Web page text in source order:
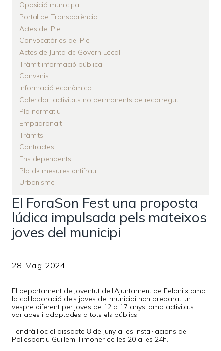
Oposició municipal
Portal de Transparència
Actes del Ple
Convocatòries del Ple
Actes de Junta de Govern Local
Tràmit informació pública
Convenis
Informació econòmica
Calendari activitats no permanents de recorregut
Pla normatiu
Empadrona't
Tràmits
Contractes
Ens dependents
Pla de mesures antifrau
Urbanisme
El ForaSon Fest una proposta
lúdica impulsada pels mateixos
joves del municipi
28-Maig-2024
El departament de Joventut de l’Ajuntament de Felanitx amb
la col·laboració dels joves del municipi han preparat un
vespre diferent per joves de 12 a 17 anys, amb activitats
variades i adaptades a tots els públics.
Tendrà lloc el dissabte 8 de juny a les instal·lacions del
Poliesportiu Guillem Timoner de les 20 a les 24h.